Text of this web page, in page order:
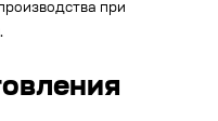
при